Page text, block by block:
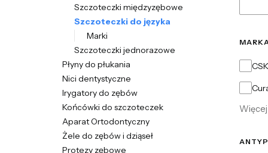
Szczoteczki międzyzębowe
Szczoteczki do języka
Marki
Szczoteczki jednorazowe
Płyny do płukania
Nici dentystyczne
Irygatory do zębów
Końcówki do szczoteczek
Aparat Ortodontyczny
Żele do zębów i dziąseł
Protezy zębowe
Marka
CSK